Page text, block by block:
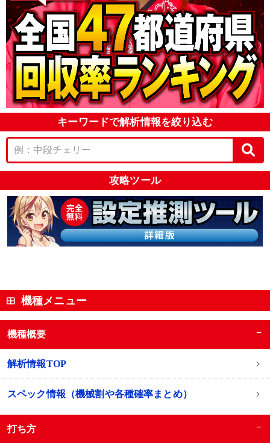
キーワードで解析情報を絞り込む
攻略ツール
機種メニュー
機種概要 −
解析情報TOP
スペック情報（機械割や各種確率まとめ）
打ち方 −